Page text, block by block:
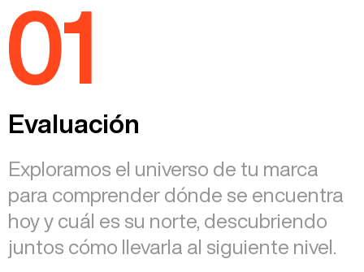
01
Evaluación
Exploramos el universo de tu marca
para comprender dónde se encuentra
hoy y cuál es su norte, descubriendo
juntos cómo llevarla al siguiente nivel.